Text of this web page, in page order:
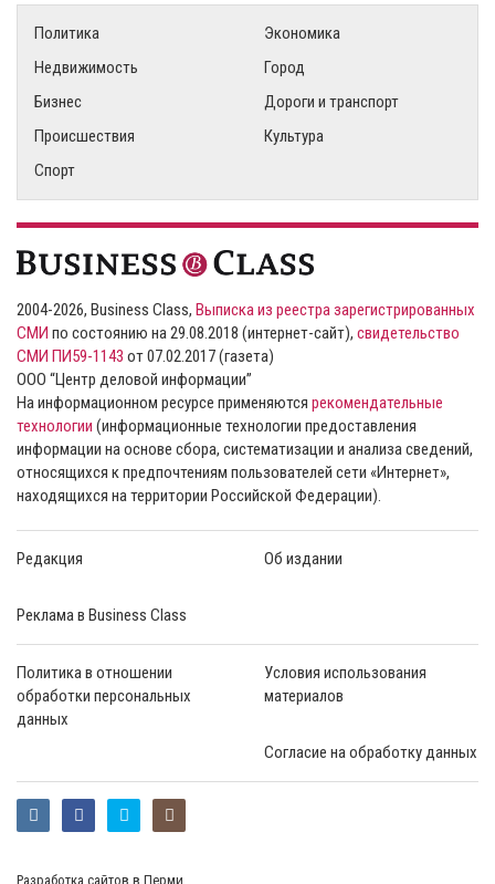
Политика
Экономика
Недвижимость
Город
Бизнес
Дороги и транспорт
Происшествия
Культура
Спорт
2004-2026, Business Class, Выписка из реестра зарегистрированных
СМИ по состоянию на 29.08.2018 (интернет-сайт), свидетельство
СМИ ПИ59-1143 от 07.02.2017 (газета)
ООО “Центр деловой информации”
На информационном ресурсе применяются рекомендательные
технологии (информационные технологии предоставления
информации на основе сбора, систематизации и анализа сведений,
относящихся к предпочтениям пользователей сети «Интернет»,
находящихся на территории Российской Федерации).
Редакция Об издании
Реклама в Business Class
Политика в отношении
обработки персональных
данных
Условия использования
материалов
Согласие на обработку данных
Разработка сайтов в Перми